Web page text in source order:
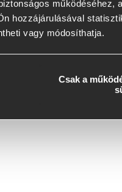
hozzájárulásával
vagy módosíthatja.
Csak a
Napernyőhöz
kiváló